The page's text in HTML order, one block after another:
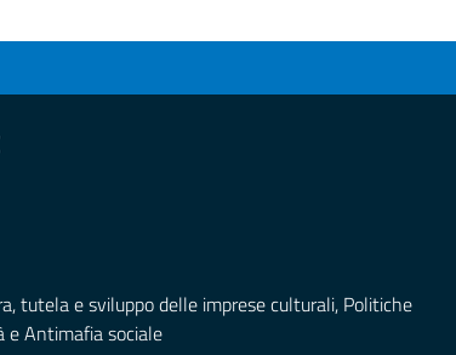
tutela e sviluppo delle imprese culturali, Politiche
e Antimafia sociale